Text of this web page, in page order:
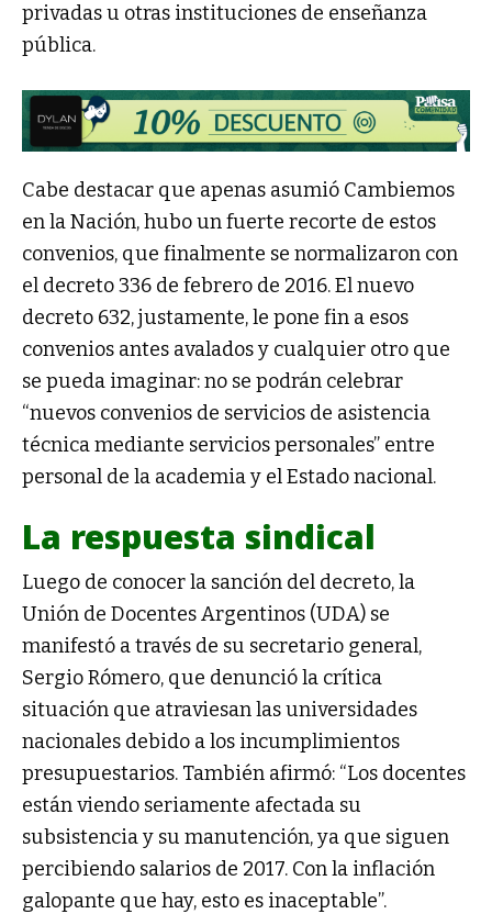
privadas u otras instituciones de enseñanza
pública.
Cabe destacar que apenas asumió Cambiemos
en la Nación, hubo un fuerte recorte de estos
convenios, que finalmente se normalizaron con
el decreto 336 de febrero de 2016. El nuevo
decreto 632, justamente, le pone fin a esos
convenios antes avalados y cualquier otro que
se pueda imaginar: no se podrán celebrar
“nuevos convenios de servicios de asistencia
técnica mediante servicios personales” entre
personal de la academia y el Estado nacional.
La respuesta sindical
Luego de conocer la sanción del decreto, la
Unión de Docentes Argentinos (UDA) se
manifestó a través de su secretario general,
Sergio Rómero, que denunció la crítica
situación que atraviesan las universidades
nacionales debido a los incumplimientos
presupuestarios. También afirmó: “Los docentes
están viendo seriamente afectada su
subsistencia y su manutención, ya que siguen
percibiendo salarios de 2017. Con la inflación
galopante que hay, esto es inaceptable”.